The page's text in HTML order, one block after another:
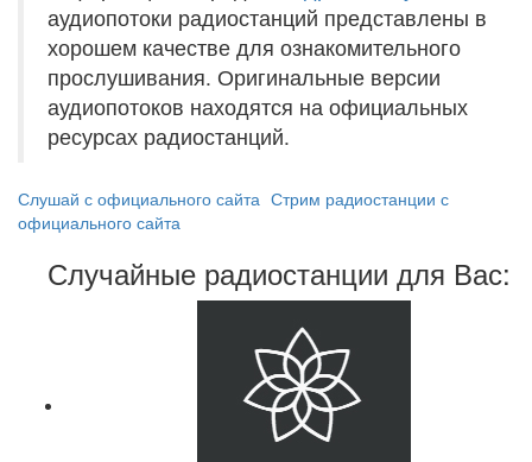
аудиопотоки радиостанций представлены в
хорошем качестве для ознакомительного
прослушивания. Оригинальные версии
аудиопотоков находятся на официальных
ресурсах радиостанций.
Слушай с официального сайта Стрим радиостанции с
официального сайта
Случайные радиостанции для Вас: